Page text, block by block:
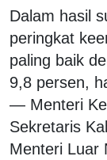
Dalam hasil
peringkat
paling baik
9,8 persen,
— Menteri
Sekretaris
Menteri Luar